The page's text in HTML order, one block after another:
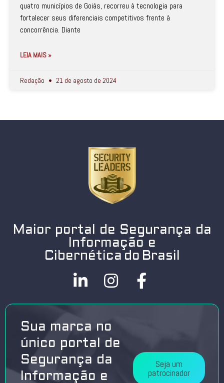
quatro municípios de Goiás, recorreu à tecnologia para
fortalecer seus diferenciais competitivos frente à
concorrência. Diante
LEIA MAIS »
Redação 21 de agosto de 2024
Maior portal de Segurança da
Informação e
Cibernética do Brasil
Sua marca no
único portal de
Segurança da
Informação e
Seja um
patrocinador